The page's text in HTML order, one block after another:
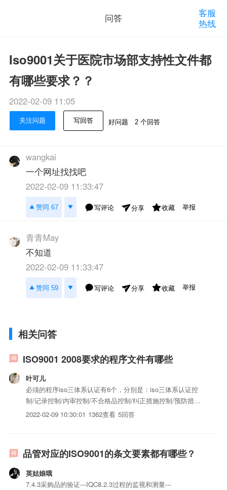
问答
客服
热线
Iso9001关于医院市场部支持性文件都
有哪些要求？？
2022-02-09 11:05
关注问题 写回答 好问题 2 个回答
wangkai
一个网址找找吧
2022-02-09 11:33:47
赞同 67 写评论 分享 收藏 举报
青青May
不知道
2022-02-09 11:33:47
赞同 59 写评论 分享 收藏 举报
相关问答
ISO9001 2008要求的程序文件有哪些
叶可儿
必须的程序iso三体系认证有6个，分别是：iso三体系认证控
制/记录控制/内审控制/不合格品控制/纠正措施控制/预防措施
控制。但一般企业不会仅编写6个iso三体系认证，而是依实际
2022-02-09 10:30:01 1362查看 5回答
品管对应的ISO9001的条文要素都有哪些？
英姑娘哦
7.4.3采购品的验证---IQC8.2.3过程的监视和测量---